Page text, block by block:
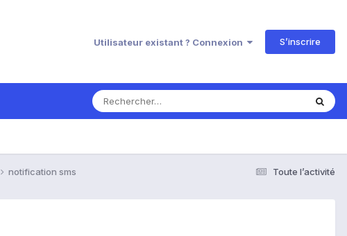
Utilisateur existant ? Connexion S’inscrire
Toute l’activité
notification sms